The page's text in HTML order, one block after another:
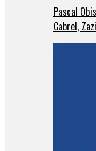
Pascal
Cabrel,